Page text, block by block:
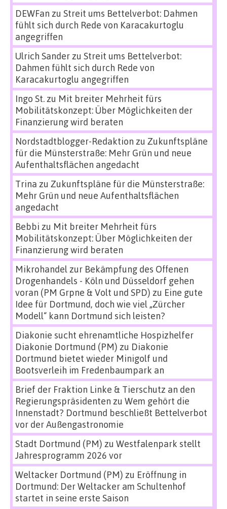
DEWFan zu Streit ums Bettelverbot: Dahmen
fühlt sich durch Rede von Karacakurtoglu
angegriffen
Ulrich Sanderzu Streit ums Bettelverbot:
Dahmen fühlt sich durch Rede von
Karacakurtoglu angegriffen
Ingo St.zu Mit breiter Mehrheit fürs
Mobilitätskonzept: Über Möglichkeiten der
Finanzierung wird beraten
Nordstadtblogger-Redaktion zu Zukunftspläne
für die Münsterstraße: Mehr Grün und neue
Aufenthaltsflächen angedacht
Trina zu Zukunftspläne für die Münsterstraße:
Mehr Grün und neue Aufenthaltsflächen
angedacht
Bebbi zu Mit breiter Mehrheit fürs
Mobilitätskonzept: Über Möglichkeiten der
Finanzierung wird beraten
Mikrohandel zur Bekämpfung des Offenen
Drogenhandels - Köln und Düsseldorf gehen
voran (PM Grpne & Volt und SPD) zu Eine gute
Idee für Dortmund, doch wie viel „Zürcher
Modell“ kann Dortmund sich leisten?
Diakonie sucht ehrenamtliche Hospizhelfer
Diakonie Dortmund (PM) zu Diakonie
Dortmund bietet wieder Minigolf und
Bootsverleih im Fredenbaumpark an
Brief der Fraktion Linke & Tierschutz an den
Regierungspräsidenten zu Wem gehört die
Innenstadt? Dortmund beschließt Bettelverbot
vor der Außengastronomie
Stadt Dortmund (PM) zu Westfalenpark stellt
Jahresprogramm 2026 vor
Weltacker Dortmund (PM) zu Eröffnung in
Dortmund: Der Weltacker am Schultenhof
startet in seine erste Saison